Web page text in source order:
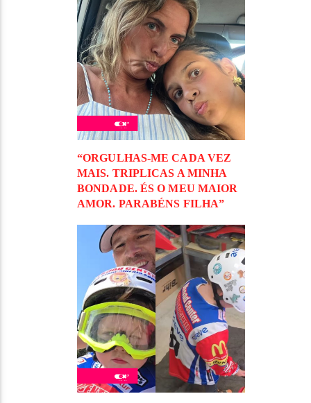
“ORGULHAS-ME CADA VEZ
MAIS. TRIPLICAS A MINHA
BONDADE. ÉS O MEU MAIOR
AMOR. PARABÉNS FILHA”